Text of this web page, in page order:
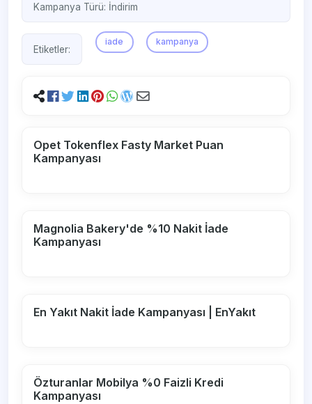
Kampanya Türü: İndirim
Etiketler:
iade kampanya
Opet Tokenflex Fasty Market Puan
Kampanyası
Magnolia Bakery'de %10 Nakit İade
Kampanyası
En Yakıt Nakit İade Kampanyası | EnYakıt
Özturanlar Mobilya %0 Faizli Kredi
Kampanyası